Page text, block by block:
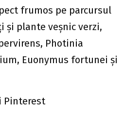
frumos pe parcursul
şi plante veşnic verzi,
Photinia
Euonymus fortunei şi
Pinterest